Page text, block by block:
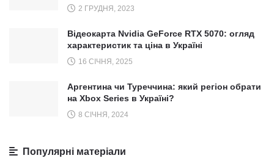
2 ГРУДНЯ, 2023
Відеокарта Nvidia GeForce RTX 5070: огляд
характеристик та ціна в Україні
16 СІЧНЯ, 2025
Аргентина чи Туреччина: який регіон обрати
на Xbox Series в Україні?
8 СІЧНЯ, 2024
Популярні матеріали